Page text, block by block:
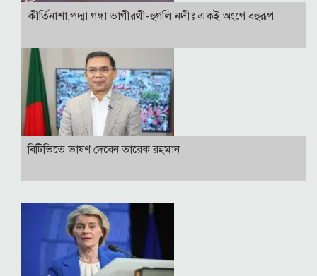
কীর্তিনাশা,পদ্মা গঙ্গা ভাগীরথী-হুগলি নদীঃ একই অংগে বহুরূপ
বি‌টি‌ভিতে ভাষণ দেবেন তারেক রহমান